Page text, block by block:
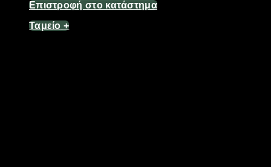
Επιστροφή στο κατάστημα
Ταμείο +